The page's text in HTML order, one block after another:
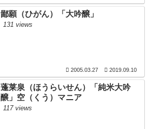
鄙願（ひがん）「大吟醸」
131 views
2005.03.27 2019.09.10
蓬莱泉（ほうらいせん）「純米大吟
醸」空（くう）マニア
117 views